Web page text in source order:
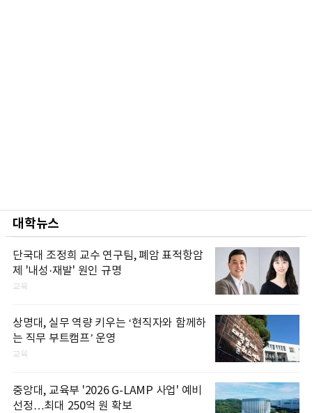
대학뉴스
단국대 조정희 교수 연구팀, 폐암 표적항암
제 '내성·재발' 원인 규명
교육
상명대, 실무 역량 키우는 ‘현직자와 함께하
는 직무 부트캠프’ 운영
교육
중앙대, 교육부 '2026 G-LAMP 사업' 예비
선정…최대 250억 원 확보